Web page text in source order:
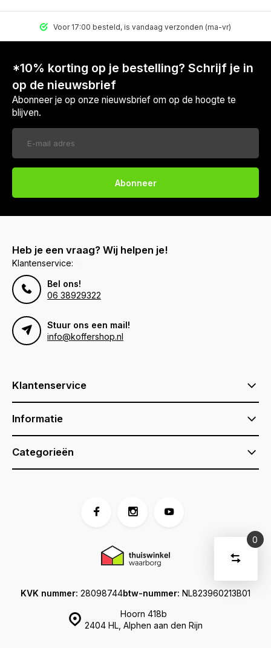
Voor 17:00 besteld, is vandaag verzonden (ma-vr)
*10% korting op je bestelling? Schrijf je in
op de nieuwsbrief
Abonneer je op onze nieuwsbrief om op de hoogte te
blijven.
Abonneer
Heb je een vraag? Wij helpen je!
Klantenservice:
Bel ons!
06 38929322
Stuur ons een mail!
info@koffershop.nl
Klantenservice
Informatie
Categorieën
Hoorn 418b
2404 HL, Alphen aan den Rijn
KVK nummer: 28098744btw-nummer: NL823960213B01
0
Vergelijk
Verwijder
alle
producten
U
heeft
Start